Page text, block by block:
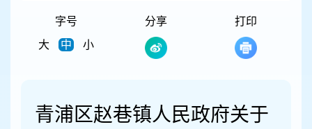
字号
大
中 小
分享 打印
青浦区赵巷镇人民政府关于